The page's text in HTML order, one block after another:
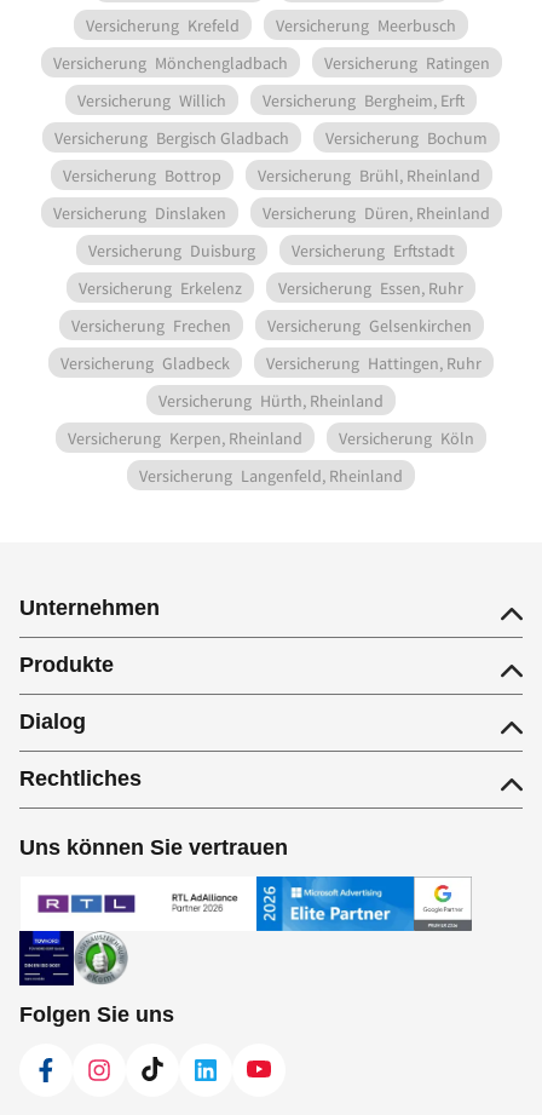
Versicherung Krefeld Versicherung Meerbusch
Versicherung Mönchengladbach Versicherung Ratingen
Versicherung Willich Versicherung Bergheim, Erft
Versicherung Bergisch Gladbach Versicherung Bochum
Versicherung Bottrop Versicherung Brühl, Rheinland
Versicherung Dinslaken Versicherung Düren, Rheinland
Versicherung Duisburg Versicherung Erftstadt
Versicherung Erkelenz Versicherung Essen, Ruhr
Versicherung Frechen Versicherung Gelsenkirchen
Versicherung Gladbeck Versicherung Hattingen, Ruhr
Versicherung Hürth, Rheinland
Versicherung Kerpen, Rheinland Versicherung Köln
Versicherung Langenfeld, Rheinland
Unternehmen
Produkte
Dialog
Rechtliches
Uns können Sie vertrauen
Folgen Sie uns